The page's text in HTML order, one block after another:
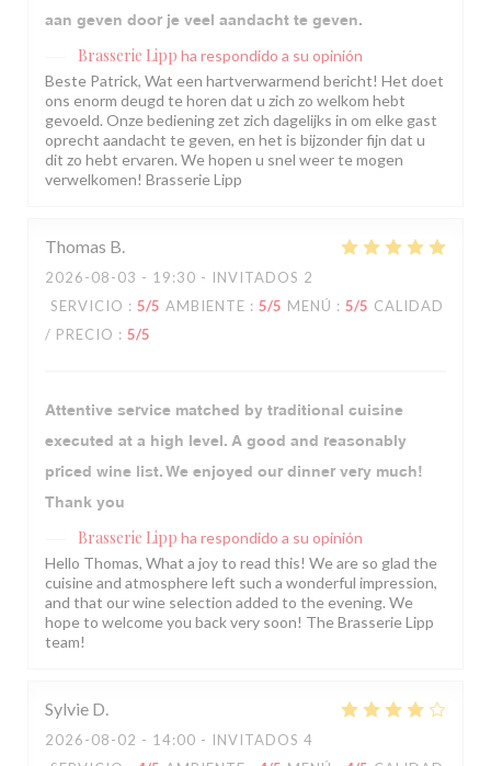
aan geven door je veel aandacht te geven.
Brasserie Lipp ha respondido a su opinión
Beste Patrick, Wat een hartverwarmend bericht! Het doet
ons enorm deugd te horen dat u zich zo welkom hebt
gevoeld. Onze bediening zet zich dagelijks in om elke gast
oprecht aandacht te geven, en het is bijzonder fijn dat u
dit zo hebt ervaren. We hopen u snel weer te mogen
verwelkomen! Brasserie Lipp
Thomas B
2026-08-03 - 19:30 - INVITADOS 2
SERVICIO : 5/5 AMBIENTE : 5/5 MENÚ : 5/5 CALIDAD
/ PRECIO : 5/5
Attentive service matched by traditional cuisine
executed at a high level. A good and reasonably
priced wine list. We enjoyed our dinner very much!
Thank you
Brasserie Lipp ha respondido a su opinión
Hello Thomas, What a joy to read this! We are so glad the
cuisine and atmosphere left such a wonderful impression,
and that our wine selection added to the evening. We
hope to welcome you back very soon! The Brasserie Lipp
team!
Sylvie D
2026-08-02 - 14:00 - INVITADOS 4